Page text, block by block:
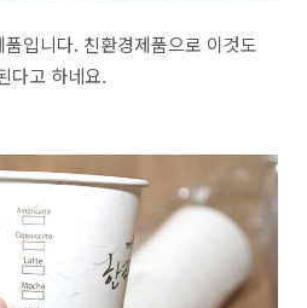
입니다. 친환경제품으로 이것도
다고 하네요.